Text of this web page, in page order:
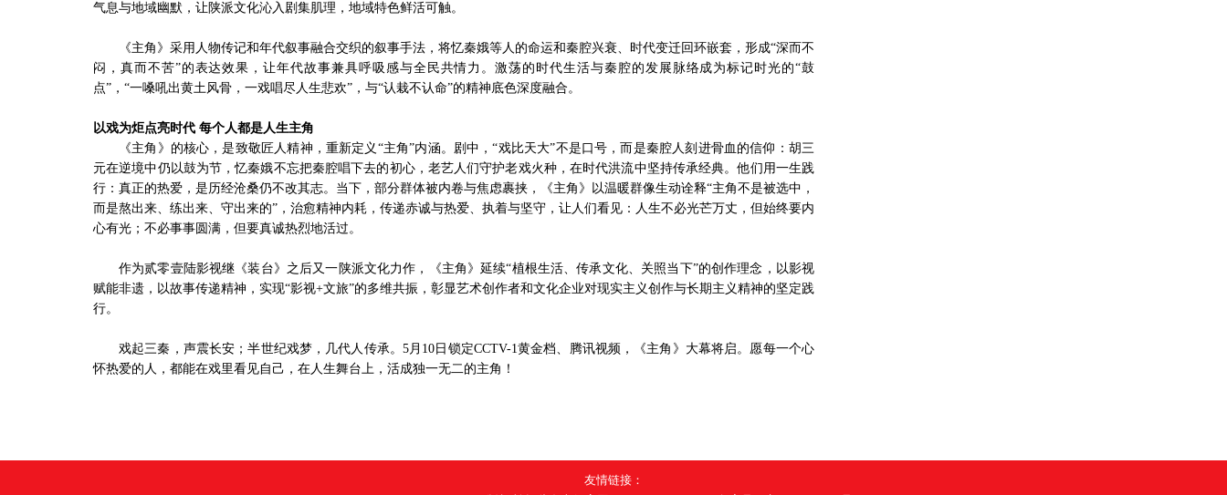
气息与地域幽默，让陕派文化沁入剧集肌理，地域特色鲜活可触。
《主角》采用人物传记和年代叙事融合交织的叙事手法，将忆秦娥等人的命运和秦腔兴衰、时代变迁回环嵌套，形成“深而不
闷，真而不苦”的表达效果，让年代故事兼具呼吸感与全民共情力。激荡的时代生活与秦腔的发展脉络成为标记时光的“鼓
点”，“一嗓吼出黄土风骨，一戏唱尽人生悲欢”，与“认栽不认命”的精神底色深度融合。
以戏为炬点亮时代 每个人都是人生主角
《主角》的核心，是致敬匠人精神，重新定义“主角”内涵。剧中，“戏比天大”不是口号，而是秦腔人刻进骨血的信仰：胡三
元在逆境中仍以鼓为节，忆秦娥不忘把秦腔唱下去的初心，老艺人们守护老戏火种，在时代洪流中坚持传承经典。他们用一生践
行：真正的热爱，是历经沧桑仍不改其志。当下，部分群体被内卷与焦虑裹挟，《主角》以温暖群像生动诠释“主角不是被选中，
而是熬出来、练出来、守出来的”，治愈精神内耗，传递赤诚与热爱、执着与坚守，让人们看见：人生不必光芒万丈，但始终要内
心有光；不必事事圆满，但要真诚热烈地活过。
作为贰零壹陆影视继《装台》之后又一陕派文化力作，《主角》延续“植根生活、传承文化、关照当下”的创作理念，以影视
赋能非遗，以故事传递精神，实现“影视+文旅”的多维共振，彰显艺术创作者和文化企业对现实主义创作与长期主义精神的坚定践
行。
戏起三秦，声震长安；半世纪戏梦，几代人传承。5月10日锁定CCTV-1黄金档、腾讯视频，《主角》大幕将启。愿每一个心
怀热爱的人，都能在戏里看见自己，在人生舞台上，活成独一无二的主角！
友情链接：